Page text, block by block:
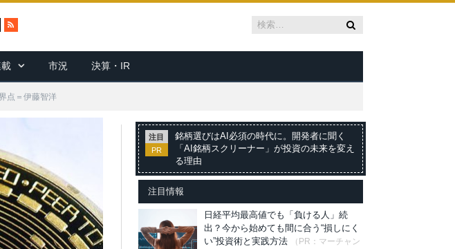
R
S
市況 決算・IR
点＝伊藤智洋
注目
PR
銘柄選びはAI必須の時代に。開発者に聞く
「AI銘柄スクリーナー」が投資の未来を変え
る理由
注目情報
日経平均最高値でも「負ける人」続
出？今から始めても間に合う“損しにく
い”投資術と実践方法
（PR：マーチャン